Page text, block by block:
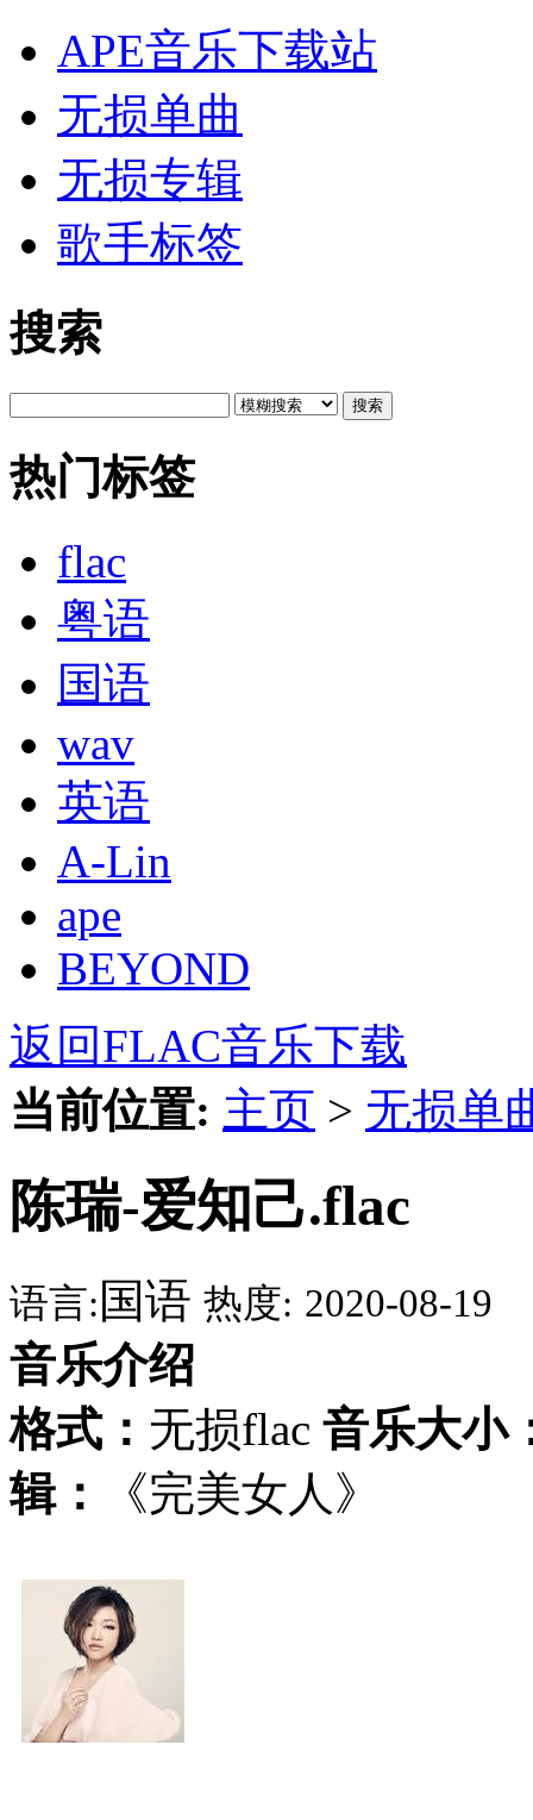
APE音乐下载站
无损单曲
无损专辑
歌手标签
搜索
搜索
热门标签
flac
粤语
国语
wav
英语
A-Lin
ape
BEYOND
返回FLAC音乐下载
当前位置: 主页 > 无损单
陈瑞-爱知己.flac
语言:国语 热度: 2020-08-19
音乐介绍
格式： 无损flac 音乐大小
辑：
《完美女人》